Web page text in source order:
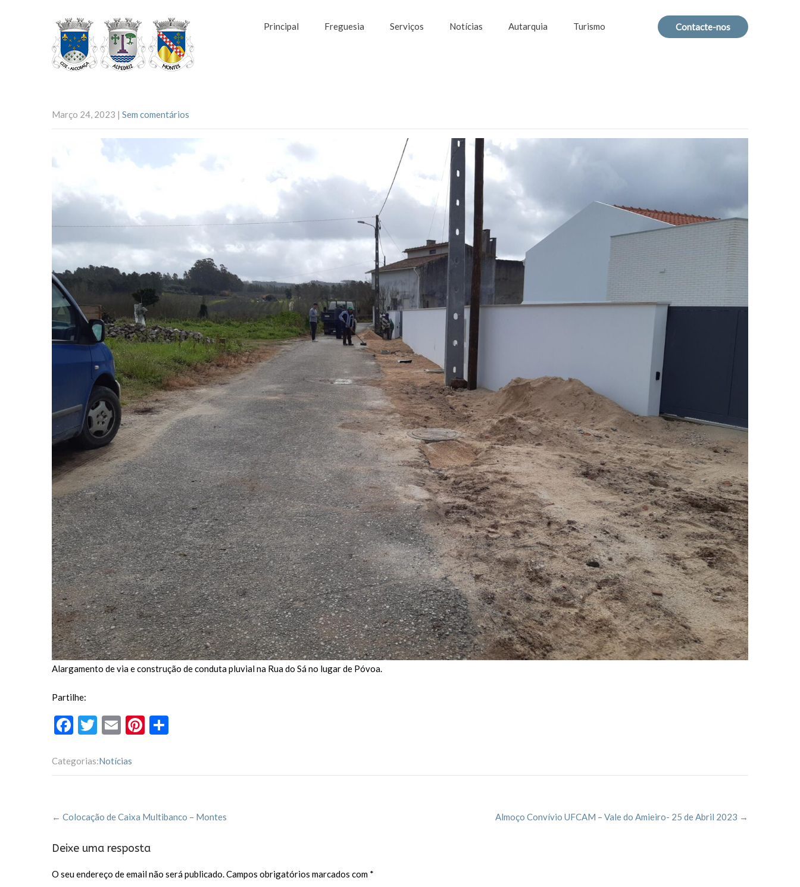
Contacte-nos
Principal Freguesia Serviços Notícias Autarquia Turismo
Março 24, 2023 | Sem comentários
Alargamento de via e construção de conduta pluvial na Rua do Sá no lugar de Póvoa.
Partilhe:
F
e
o
T
itt
E
ai
Pi
Categorias:Notícias
navigation
← Colocação de Caixa Multibanco – Montes Almoço Convívio UFCAM – Vale do Amieiro- 25 de Abril 2023 →
Deixe uma resposta
O seu endereço de email não será publicado.Campos obrigatórios marcados com *